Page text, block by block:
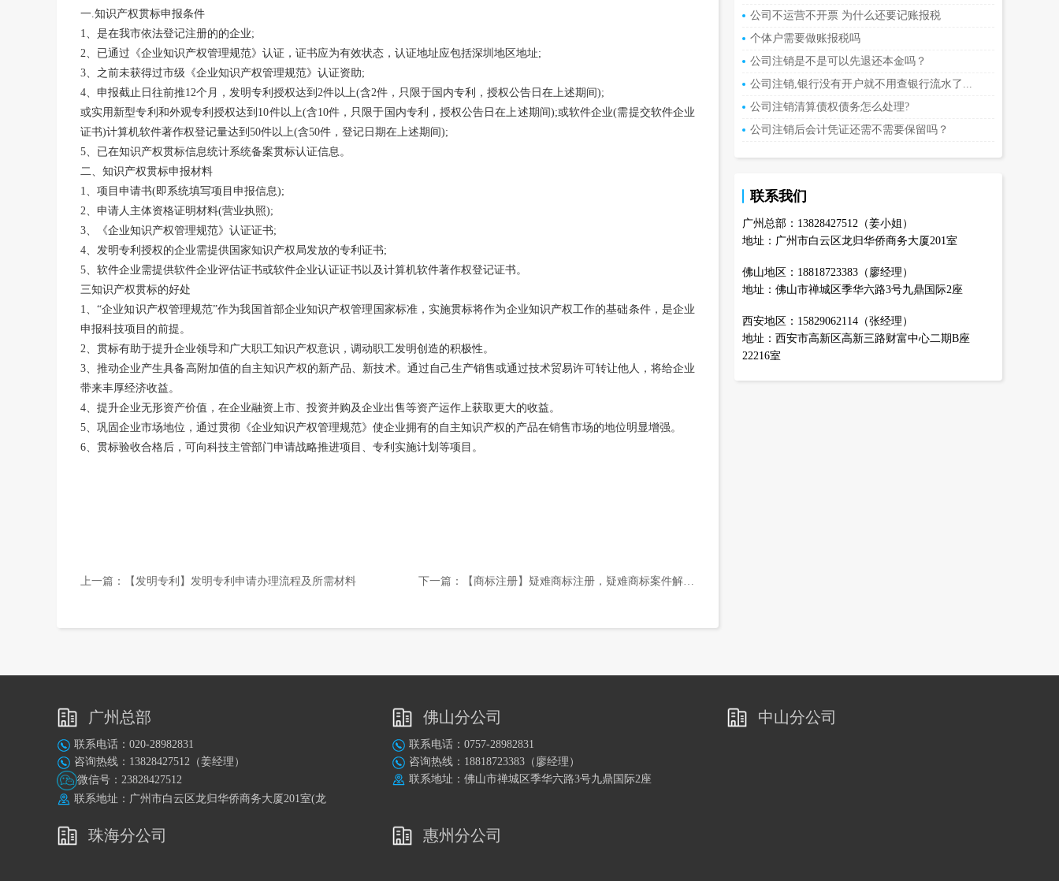
一.知识产权贯标申报条件
1、是在我市依法登记注册的的企业;
2、已通过《企业知识产权管理规范》认证，证书应为有效状态，认证地址应包括深圳地区地址;
3、之前未获得过市级《企业知识产权管理规范》认证资助;
4、申报截止日往前推12个月，发明专利授权达到2件以上(含2件，只限于国内专利，授权公告日在上述期间);
或实用新型专利和外观专利授权达到 10件以上(含10件，只限于国内专利，授权公告日在上述期间);或软件企业(需提交软件企业
证书)计算机软件著作权登记量达到50件以上(含50件，登记日期在上述期间);
5、已在知识产权贯标信息统计系统备案贯标认证信息。
二、知识产权贯标申报材料
1、项目申请书(即系统填写项目申报信息);
2、申请人主体资格证明材料(营业执照);
3、《企业知识产权管理规范》认证证书;
4、发明专利授权的企业需提供国家知识产权局发放的专利证书;
5、软件企业需提供软件企业评估证书或软件企业认证证书以及计算机软件著作权登记证书。
三知识产权贯标的好处
1、“企业知识产权管理规范”作为我国首部企业知识产权管理国家标准，实施贯标将作为企业知识产权工作的基础条件，是企业
申报科技项目的前提。
2、贯标有助于提升企业领导和广大职工知识产权意识，调动职工发明创造的积极性。
3、推动企业产生具备高附加值的自主知识产权的新产品、新技术。通过自己生产销售或通过技术贸易许可转让他人，将给企业
带来丰厚经济收益。
4、提升企业无形资产价值，在企业融资上市、投资并购及企业出售等资产运作上获取更大的收益。
5、巩固企业市场地位，通过贯彻《企业知识产权管理规范》使企业拥有的自主知识产权的产品在销售市场的地位明显增强。
6、 贯标验收合格后，可向科技主管部门申请战略推进项目、专利实施计划等项目。
上一篇： 【发明专利】发明专利申请办理流程及所需材料 下一篇： 【商标注册】疑难商标注册，疑难商标案件解决方案
公司不运营不开票 为什么还要记账报税
个体户需要做账报税吗
公司注销是不是可以先退还本金吗？
公司注销,银行没有开户就不用查银行流水了...
公司注销清算债权债务怎么处理?
公司注销后会计凭证还需不需要保留吗？
联系我们
广州总部：13828427512（姜小姐）
地址：广州市白云区龙归华侨商务大厦201室
佛山地区：18818723383（廖经理）
地址：佛山市禅城区季华六路3号九鼎国际2座
西安地区：15829062114（张经理）
地址：西安市高新区高新三路财富中心二期B座
22216室
广州总部
联系电话：020-28982831
咨询热线：13828427512（姜经理）
微信号：23828427512
联系地址：广州市白云区龙归华侨商务大厦201室(龙
佛山分公司
联系电话：0757-28982831
咨询热线：18818723383（廖经理）
联系地址：佛山市禅城区季华六路3号九鼎国际2座
中山分公司
珠海分公司 惠州分公司